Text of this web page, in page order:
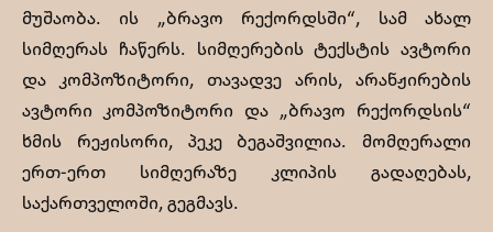
მუშაობა. ის „ბრავო რექორდსში“, სამ ახალ
სიმღერას ჩაწერს. სიმღერების ტექსტის ავტორი
და კომპოზიტორი, თავადვე არის, არანჟირების
ავტორი კომპოზიტორი და „ბრავო რექორდსის“
ხმის რეჟისორი, პეკე ბეგაშვილია. მომღერალი
ერთ-ერთ სიმღერაზე კლიპის გადაღებას,
საქართველოში, გეგმავს.